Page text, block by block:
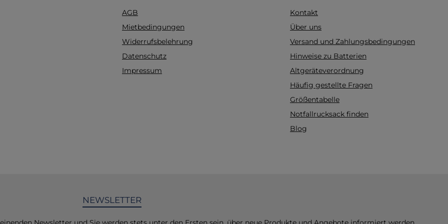
AGB
Mietbedingungen
Widerrufsbelehrung
Datenschutz
Impressum
Kontakt
Über uns
Versand und Zahlungsbedingungen
Hinweise zu Batterien
Altgeräteverordnung
Häufig gestellte Fragen
Größentabelle
Notfallrucksack finden
Blog
NEWSLETTER